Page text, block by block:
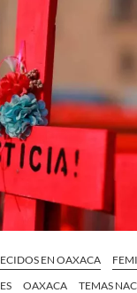
EN OAXACA
OAXACA TEMAS